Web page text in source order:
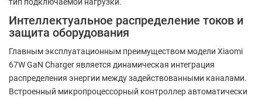
Интеллектуальное распределение токов и
защита оборудования
Главным эксплуатационным преимуществом модели Xiaomi
67W GaN Charger является динамическая интеграция
распределения энергии между задействованными каналами.
Встроенный микропроцессорный контроллер автоматически